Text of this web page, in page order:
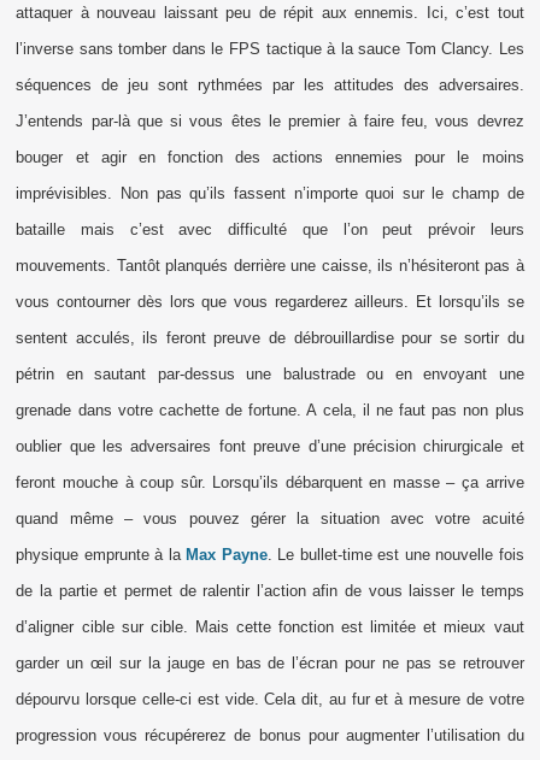
attaquer à nouveau laissant peu de répit aux ennemis. Ici, c’est tout
l’inverse sans tomber dans le FPS tactique à la sauce Tom Clancy. Les
séquences de jeu sont rythmées par les attitudes des adversaires.
J’entends par-là que si vous êtes le premier à faire feu, vous devrez
bouger et agir en fonction des actions ennemies pour le moins
imprévisibles. Non pas qu’ils fassent n’importe quoi sur le champ de
bataille mais c’est avec difficulté que l’on peut prévoir leurs
mouvements. Tantôt planqués derrière une caisse, ils n’hésiteront pas à
vous contourner dès lors que vous regarderez ailleurs. Et lorsqu’ils se
sentent acculés, ils feront preuve de débrouillardise pour se sortir du
pétrin en sautant par-dessus une balustrade ou en envoyant une
grenade dans votre cachette de fortune. A cela, il ne faut pas non plus
oublier que les adversaires font preuve d’une précision chirurgicale et
feront mouche à coup sûr. Lorsqu’ils débarquent en masse – ça arrive
quand même – vous pouvez gérer la situation avec votre acuité
physique emprunte à la Max Payne. Le bullet-time est une nouvelle fois
de la partie et permet de ralentir l’action afin de vous laisser le temps
d’aligner cible sur cible. Mais cette fonction est limitée et mieux vaut
garder un œil sur la jauge en bas de l’écran pour ne pas se retrouver
dépourvu lorsque celle-ci est vide. Cela dit, au fur et à mesure de votre
progression vous récupérerez de bonus pour augmenter l’utilisation du